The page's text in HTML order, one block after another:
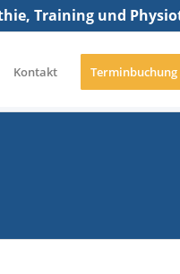
Training und
Kontakt Terminbuchung